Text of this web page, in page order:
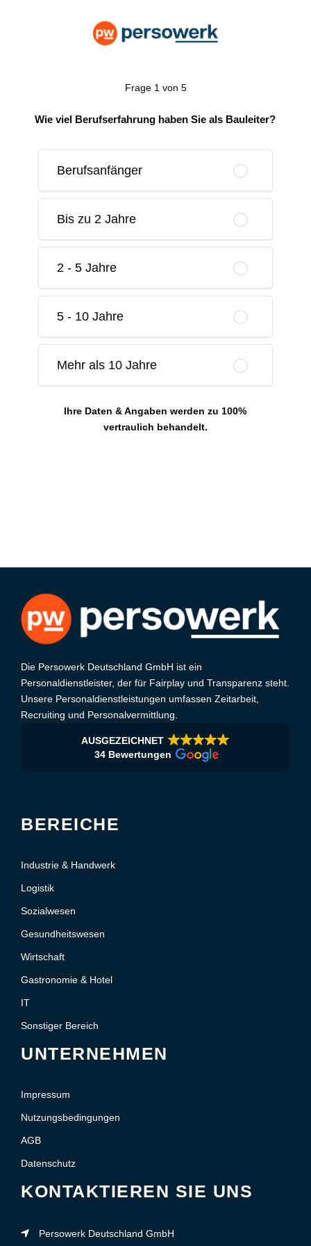
Frage 1 von 5
Wie viel Berufserfahrung haben Sie als Bauleiter?
Berufsanfänger
Bis zu 2 Jahre
2 - 5 Jahre
5 - 10 Jahre
Mehr als 10 Jahre
Ihre Daten & Angaben werden zu 100%
vertraulich behandelt.
Die Persowerk Deutschland GmbH ist ein
Personaldienstleister, der für Fairplay und Transparenz steht.
Unsere Personaldienstleistungen umfassen Zeitarbeit,
Recruiting und Personalvermittlung.
AUSGEZEICHNET
34 Bewertungen
BEREICHE
Industrie & Handwerk
Logistik
Sozialwesen
Gesundheitswesen
Wirtschaft
Gastronomie & Hotel
IT
Sonstiger Bereich
UNTERNEHMEN
Impressum
Nutzungsbedingungen
AGB
Datenschutz
KONTAKTIEREN SIE UNS
Persowerk Deutschland GmbH